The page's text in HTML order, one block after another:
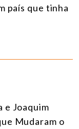
país que tinha
e Joaquim
Mudaram o